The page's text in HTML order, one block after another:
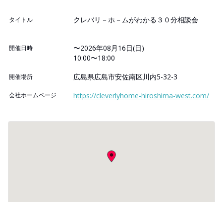
タイトル クレバリ－ホ－ムがわかる３０分相談会
開催日時
〜2026年08月16日(日)
10:00〜18:00
開催場所 広島県広島市安佐南区川内5-32-3
会社ホームページ https://cleverlyhome-hiroshima-west.com/